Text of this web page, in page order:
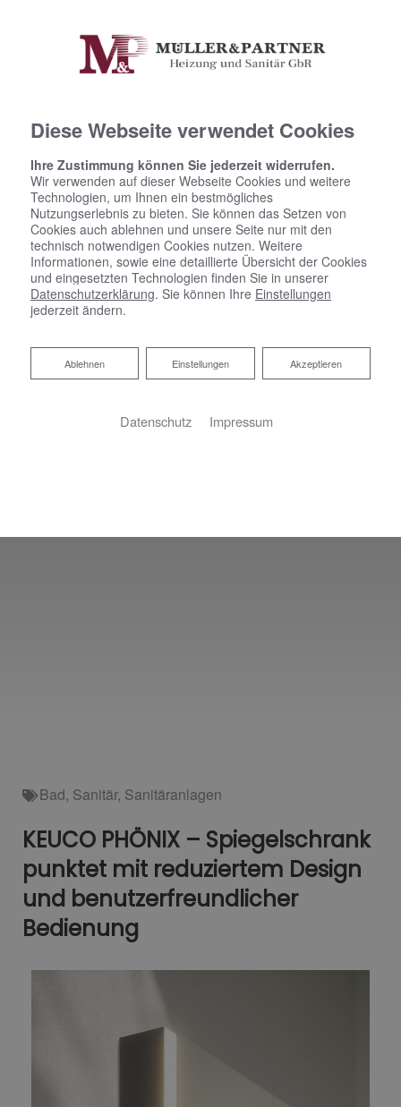
Bad, Sanitär, Sanitäranlagen
KEUCO PHÖNIX – Spiegelschrank
punktet mit reduziertem Design
und benutzerfreundlicher
Bedienung
Diese Webseite verwendet Cookies
Ihre Zustimmung können Sie jederzeit widerrufen.
Wir verwenden auf dieser Webseite Cookies und weitere
Technologien, um Ihnen ein bestmögliches
Nutzungserlebnis zu bieten. Sie können das Setzen von
Cookies auch ablehnen und unsere Seite nur mit den
technisch notwendigen Cookies nutzen. Weitere
Informationen, sowie eine detaillierte Übersicht der Cookies
und eingesetzten Technologien finden Sie in unserer
Datenschutzerklärung. Sie können Ihre Einstellungen
jederzeit ändern.
Akzeptieren
Einstellungen
Ablehnen
Ablehnen
Datenschutz Impressum